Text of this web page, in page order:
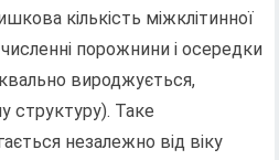
кількість міжклітинної
порожнини і осередки
вироджується,
структуру). Таке
незалежно від віку